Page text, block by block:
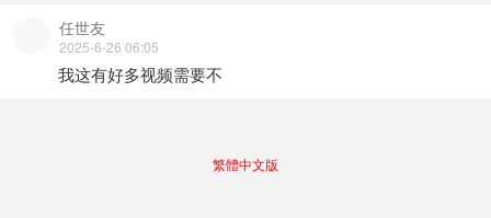
任世友
2025-6-26 06:05
我这有好多视频需要不
繁體中文版